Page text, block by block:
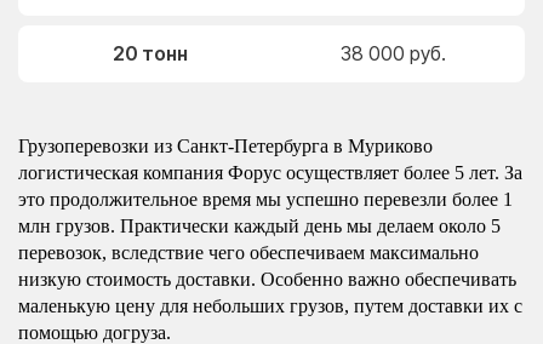
20 тонн 38 000 руб.
Грузоперевозки из Санкт-Петербурга в Муриково
логистическая компания Форус осуществляет более 5 лет. За
это продолжительное время мы успешно перевезли более 1
млн грузов. Практически каждый день мы делаем около 5
перевозок, вследствие чего обеспечиваем максимально
низкую стоимость доставки. Особенно важно обеспечивать
маленькую цену для небольших грузов, путем доставки их с
помощью догруза.